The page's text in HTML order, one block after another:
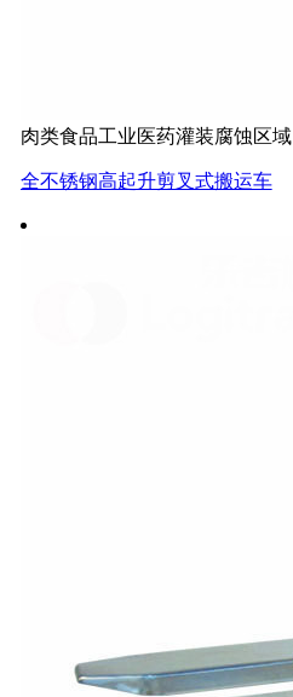
肉类食品工业医药灌装腐蚀区域
全不锈钢高起升剪叉式搬运车